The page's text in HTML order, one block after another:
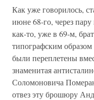
Как уже говорилось,
июне 68-го, через пару
как-то, уже в 69-м,
типографским
были переплетены
знаменитая
Соломоновича
отвез эту брошюру